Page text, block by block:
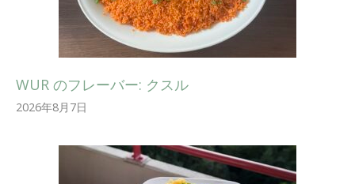
WUR のフレーバー: クスル
2026年8月7日